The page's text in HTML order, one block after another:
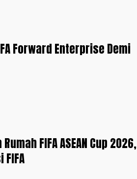
Forward Enterprise Demi
FIFA ASEAN Cup 2026,